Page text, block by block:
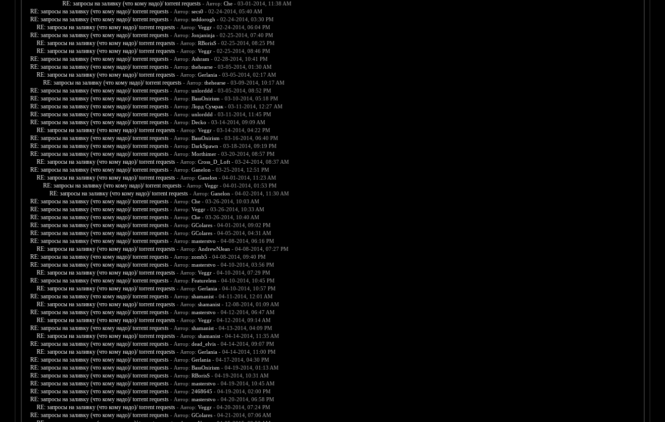
RE: запросы на заливку (что кому надо)/ torrent requests - Автор: Che- 03-01-2014, 11:38 AM
RE: запросы на заливку (что кому надо)/ torrent requests - Автор: secs0 - 02-24-2014, 05:40 AM
RE: запросы на заливку (что кому надо)/ torrent requests - Автор: teddorogh - 02-24-2014, 03:30 PM
RE: запросы на заливку (что кому надо)/ torrent requests - Автор: Veggr- 02-24-2014, 06:04 PM
RE: запросы на заливку (что кому надо)/ torrent requests - Автор: Jonjaninja- 02-25-2014, 07:40 PM
RE: запросы на заливку (что кому надо)/ torrent requests - Автор: RBorisS- 02-25-2014, 08:25 PM
RE: запросы на заливку (что кому надо)/ torrent requests - Автор: Veggr- 02-25-2014, 08:46 PM
RE: запросы на заливку (что кому надо)/ torrent requests - Автор: Ashram - 02-28-2014, 10:41 PM
RE: запросы на заливку (что кому надо)/ torrent requests - Автор: thehearse- 03-05-2014, 01:30 AM
RE: запросы на заливку (что кому надо)/ torrent requests - Автор: Gerlania- 03-05-2014, 02:17 AM
RE: запросы на заливку (что кому надо)/ torrent requests - Автор: thehearse- 03-09-2014, 10:17 AM
RE: запросы на заливку (что кому надо)/ torrent requests - Автор: unlorddd - 03-05-2014, 08:52 PM
RE: запросы на заливку (что кому надо)/ torrent requests - Автор: BassOnirism - 03-10-2014, 05:18 PM
RE: запросы на заливку (что кому надо)/ torrent requests - Автор: Лорд Сумрак- 03-11-2014, 12:27 AM
RE: запросы на заливку (что кому надо)/ torrent requests - Автор: unlorddd - 03-11-2014, 11:45 PM
RE: запросы на заливку (что кому надо)/ torrent requests - Автор: Decko - 03-14-2014, 09:09 AM
RE: запросы на заливку (что кому надо)/ torrent requests - Автор: Veggr- 03-14-2014, 04:22 PM
RE: запросы на заливку (что кому надо)/ torrent requests - Автор: BassOnirism - 03-16-2014, 06:40 PM
RE: запросы на заливку (что кому надо)/ torrent requests - Автор: DarkSpawn - 03-18-2014, 09:19 PM
RE: запросы на заливку (что кому надо)/ torrent requests - Автор: Morthimer- 03-20-2014, 08:57 PM
RE: запросы на заливку (что кому надо)/ torrent requests - Автор: Cross_D_Loft- 03-24-2014, 08:37 AM
RE: запросы на заливку (что кому надо)/ torrent requests - Автор: Ganelon - 03-25-2014, 12:51 PM
RE: запросы на заливку (что кому надо)/ torrent requests - Автор: Ganelon - 04-01-2014, 11:23 AM
RE: запросы на заливку (что кому надо)/ torrent requests - Автор: Veggr- 04-01-2014, 01:53 PM
RE: запросы на заливку (что кому надо)/ torrent requests - Автор: Ganelon - 04-02-2014, 11:30 AM
RE: запросы на заливку (что кому надо)/ torrent requests - Автор: Che- 03-26-2014, 10:03 AM
RE: запросы на заливку (что кому надо)/ torrent requests - Автор: Veggr- 03-26-2014, 10:33 AM
RE: запросы на заливку (что кому надо)/ torrent requests - Автор: Che- 03-26-2014, 10:40 AM
RE: запросы на заливку (что кому надо)/ torrent requests - Автор: GColares- 04-01-2014, 09:02 PM
RE: запросы на заливку (что кому надо)/ torrent requests - Автор: GColares- 04-05-2014, 04:31 AM
RE: запросы на заливку (что кому надо)/ torrent requests - Автор: masterstvo - 04-08-2014, 06:16 PM
RE: запросы на заливку (что кому надо)/ torrent requests - Автор: AndrewNJean - 04-08-2014, 07:27 PM
RE: запросы на заливку (что кому надо)/ torrent requests - Автор: zomb5 - 04-08-2014, 09:40 PM
RE: запросы на заливку (что кому надо)/ torrent requests - Автор: masterstvo - 04-10-2014, 03:56 PM
RE: запросы на заливку (что кому надо)/ torrent requests - Автор: Veggr- 04-10-2014, 07:29 PM
RE: запросы на заливку (что кому надо)/ torrent requests - Автор: Featureless- 04-10-2014, 10:45 PM
RE: запросы на заливку (что кому надо)/ torrent requests - Автор: Gerlania- 04-10-2014, 10:57 PM
RE: запросы на заливку (что кому надо)/ torrent requests - Автор: shamanist- 04-11-2014, 12:01 AM
RE: запросы на заливку (что кому надо)/ torrent requests - Автор: shamanist- 12-08-2014, 01:09 AM
RE: запросы на заливку (что кому надо)/ torrent requests - Автор: masterstvo - 04-12-2014, 06:47 AM
RE: запросы на заливку (что кому надо)/ torrent requests - Автор: Veggr- 04-12-2014, 09:14 AM
RE: запросы на заливку (что кому надо)/ torrent requests - Автор: shamanist- 04-13-2014, 04:09 PM
RE: запросы на заливку (что кому надо)/ torrent requests - Автор: shamanist- 04-14-2014, 11:35 AM
RE: запросы на заливку (что кому надо)/ torrent requests - Автор: dead_elvis- 04-14-2014, 09:07 PM
RE: запросы на заливку (что кому надо)/ torrent requests - Автор: Gerlania- 04-14-2014, 11:00 PM
RE: запросы на заливку (что кому надо)/ torrent requests - Автор: Gerlania- 04-17-2014, 04:30 PM
RE: запросы на заливку (что кому надо)/ torrent requests - Автор: BassOnirism - 04-19-2014, 01:13 AM
RE: запросы на заливку (что кому надо)/ torrent requests - Автор: RBorisS- 04-19-2014, 10:31 AM
RE: запросы на заливку (что кому надо)/ torrent requests - Автор: masterstvo - 04-19-2014, 10:45 AM
RE: запросы на заливку (что кому надо)/ torrent requests - Автор: 2468645 - 04-19-2014, 02:00 PM
RE: запросы на заливку (что кому надо)/ torrent requests - Автор: masterstvo - 04-20-2014, 06:58 PM
RE: запросы на заливку (что кому надо)/ torrent requests - Автор: Veggr- 04-20-2014, 07:24 PM
RE: запросы на заливку (что кому надо)/ torrent requests - Автор: GColares- 04-21-2014, 07:06 AM